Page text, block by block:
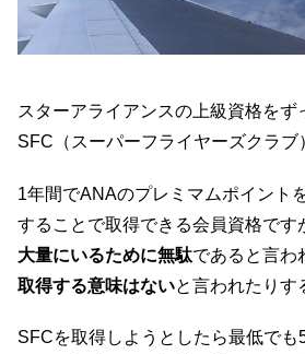
スターアライアンスの上級資格をず
SFC（スーパーフライヤーズクラブ
1年間でANAのプレミマムポイント
することで取得できる会員資格です
大量にいるために無駄であると言わ
取得する意味はないと言われたりす
SFCを取得しようとしたら最低でも